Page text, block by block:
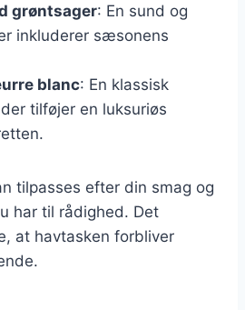
grøntsager: En sund og
inkluderer sæsonens
blanc: En klassisk
tilføjer en luksuriøs
tilpasses efter din smag og
har til rådighed. Det
at havtasken forbliver